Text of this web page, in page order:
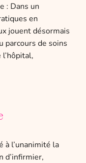
: Dans un
en
jouent désormais
parcours de soins
à l’unanimité la
d’infirmier,